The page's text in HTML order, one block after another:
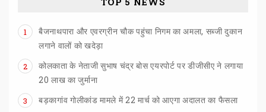
1
बैजनाथपारा और एवरग्रीन चौक पहुंचा निगम का अमला, सब्जी दुकान
लगाने वालों को खदेड़ा
2
कोलकाता के नेताजी सुभाष चंद्र बोस एयरपोर्ट पर डीजीसीए ने लगाया
20 लाख का जुर्माना
3 बड़कागांव गोलीकांड मामले में22 मार्च कोआएगाअदालत का फैसला